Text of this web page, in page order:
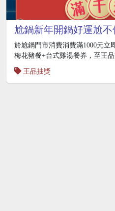
尬鍋新年開鍋好運尬不
於尬鍋門市消費消費滿1000元立
梅花豬餐+台式雞湯餐券，至王
王品抽獎